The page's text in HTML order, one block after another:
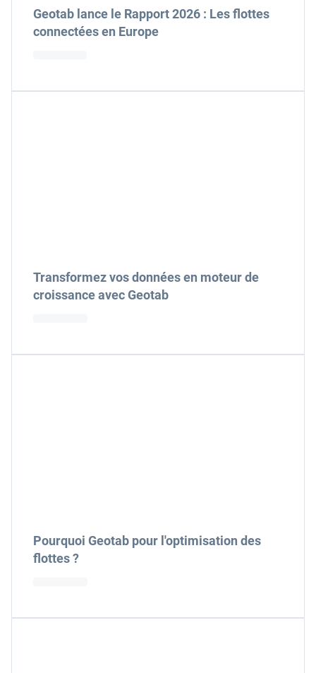
Geotab lance le Rapport 2026 : Les flottes
connectées en Europe
Transformez vos données en moteur de
croissance avec Geotab
Pourquoi Geotab pour l'optimisation des
flottes ?